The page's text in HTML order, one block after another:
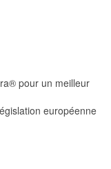
pour un meilleur
européenne